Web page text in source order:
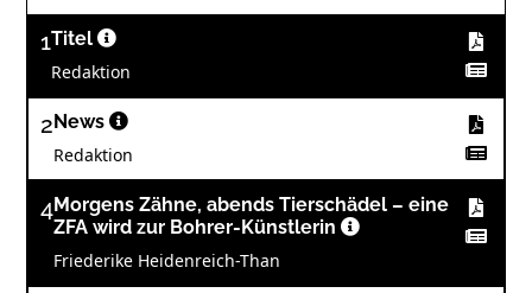
1Titel
Redaktion
2 News
Redaktion
4Morgens Zähne, abends Tierschädel – eine
ZFA wird zur Bohrer-Künstlerin
Friederike Heidenreich-Than